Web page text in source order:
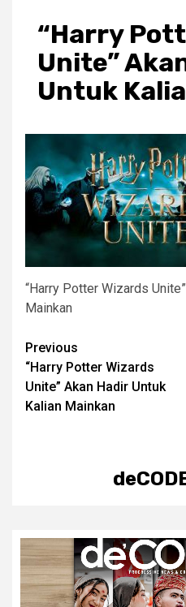
“Harry
Unite”
Untuk
“Harry Potter Wizards
Mainkan
Post
navigation
Previous
“Harry Potter Wizards
Unite” Akan Hadir Untuk
Kalian Mainkan